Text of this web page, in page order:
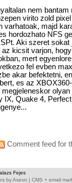
nem bantam
virito zold
varhatoak, majd
hordozhato NFS
Aki szeret
kicsit varjon,
mert
fel evben
akar befektetni,
es az
megjeleneskor
IX, Quake 4,
Comment feed for
Fejes
byAsevo | CMS + email